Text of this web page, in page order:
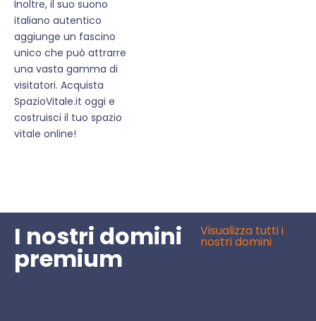
Inoltre, il suo suono
italiano autentico
aggiunge un fascino
unico che può attrarre
una vasta gamma di
visitatori. Acquista
SpazioVitale.it oggi e
costruisci il tuo spazio
vitale online!
I nostri domini
premium
Visualizza tutti i
nostri domini